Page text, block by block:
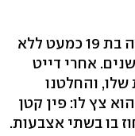
"הייתי ילדה טובה בת 19 כמעט ללא
אחרי דייט
והחלטנו
צץ לו: פין קטן
בו בשתי אצבעות.